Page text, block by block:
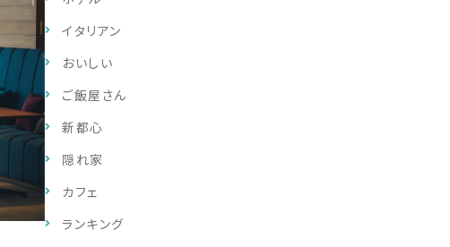
イタリアン
おいしい
ご飯屋さん
新都心
隠れ家
カフェ
ランキング